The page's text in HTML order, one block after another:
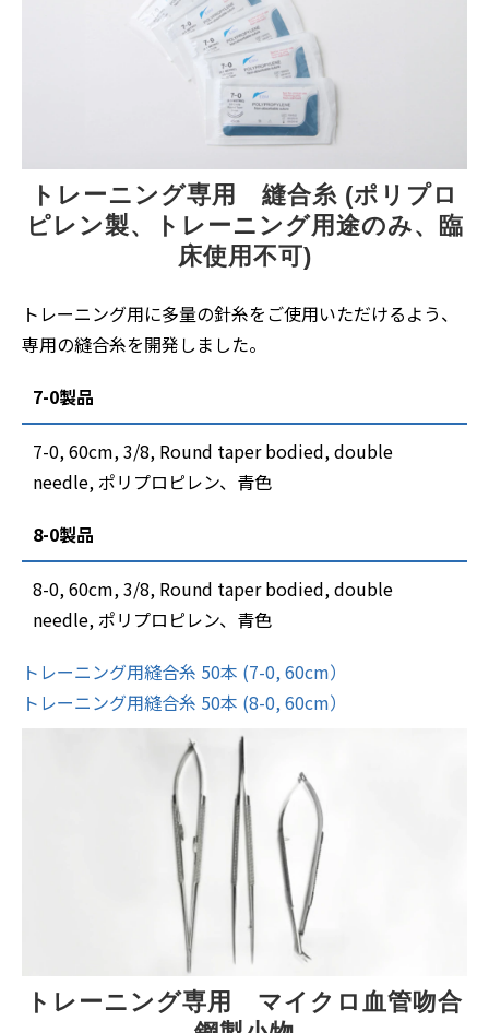
トレーニング専用　縫合糸 (ポリプロ
ピレン製、トレーニング用途のみ、臨
床使用不可)
トレーニング用に多量の針糸をご使用いただけるよう、
専用の縫合糸を開発しました。
7-0製品
7-0, 60cm, 3/8, Round taper bodied, double
needle, ポリプロピレン、青色
8-0製品
8-0, 60cm, 3/8, Round taper bodied, double
needle, ポリプロピレン、青色
トレーニング用縫合糸 50本 (7-0, 60cm）
トレーニング用縫合糸 50本 (8-0, 60cm）
トレーニング専用　マイクロ血管吻合